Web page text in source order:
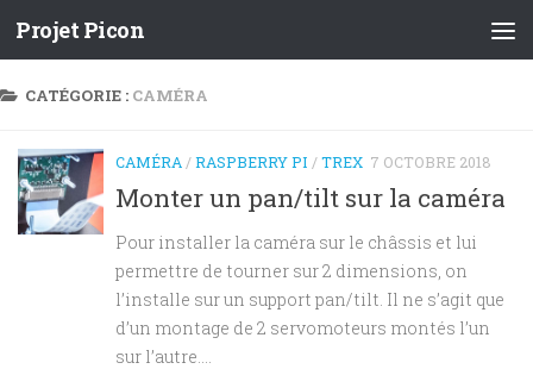
Projet Picon
CATÉGORIE : CAMÉRA
CAMÉRA /RASPBERRY PI /TREX 7 OCTOBRE 2018
Monter un pan/tilt sur la caméra
Pour installer la caméra sur le châssis et lui
permettre de tourner sur 2 dimensions, on
l’installe sur un support pan/tilt. Il ne s’agit que
d’un montage de 2 servomoteurs montés l’un
sur l’autre....